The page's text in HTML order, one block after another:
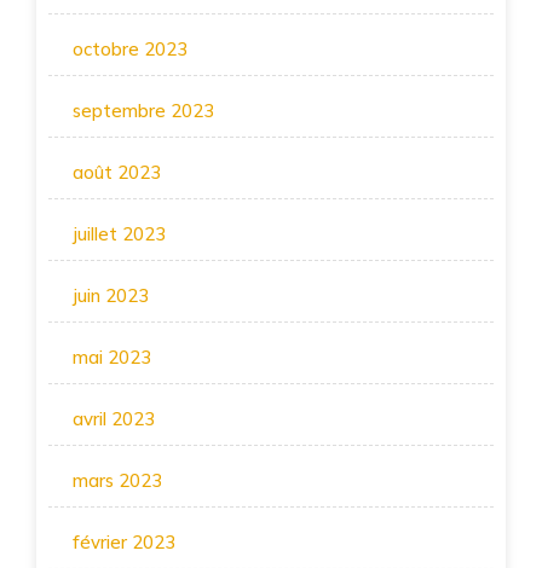
octobre 2023
septembre 2023
août 2023
juillet 2023
juin 2023
mai 2023
avril 2023
mars 2023
février 2023